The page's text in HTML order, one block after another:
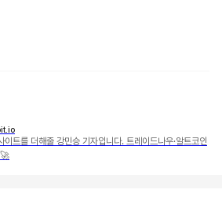
트를 더해줄 강민승 기자입니다. 트레이드나우·알트코인